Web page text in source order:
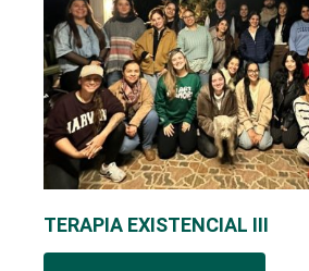
TERAPIA EXISTENCIAL III